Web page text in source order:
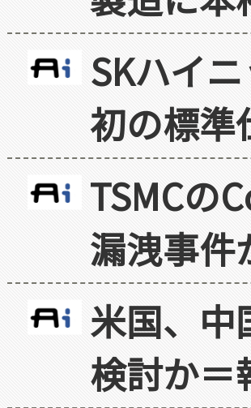
SKハイ
初の標準
TSMCの
漏洩事件
米国、中
検討か＝